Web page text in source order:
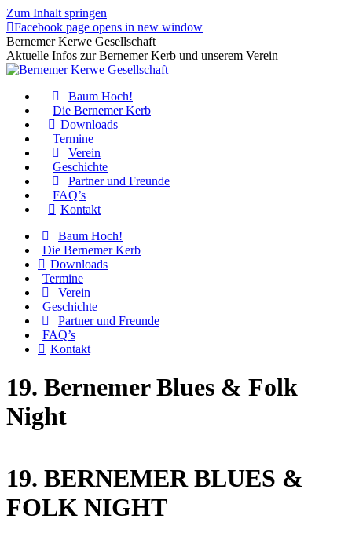
Zum Inhalt springen
Facebook page opens in new window
Bernemer Kerwe Gesellschaft
Aktuelle Infos zur Bernemer Kerb und unserem Verein
Baum Hoch!
Die Bernemer Kerb
Downloads
Termine
Verein
Geschichte
Partner und Freunde
FAQ’s
Kontakt
Baum Hoch!
Die Bernemer Kerb
Downloads
Termine
Verein
Geschichte
Partner und Freunde
FAQ’s
Kontakt
19. Bernemer Blues & Folk
Night
19. BERNEMER BLUES &
FOLK NIGHT